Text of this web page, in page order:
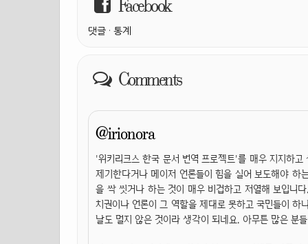
Facebook
댓글 · 통계
Comments
@irionora
'위키리크스 한국 문서 번역 프로젝트'를 매우 지지하
제기한다거나 메이저 언론들이 힘을 실어 보도해야 하
을 싹 씻거나 하는 것이 매우 비겁하고 저열해 보입니
치권이나 언론이 그 역할을 제대로 못하고 국민들이
날도 멀지 않은 것이라 생각이 되네요. 아무튼 많은 분